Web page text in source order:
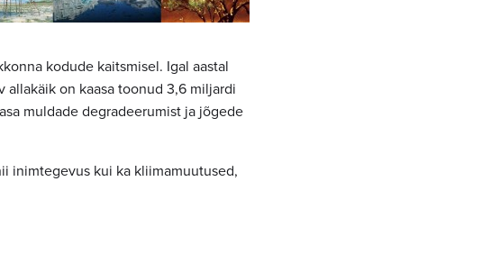
kodude kaitsmisel. Igal aastal
allakäik on kaasa toonud 3,6 miljardi
muldade degradeerumist ja jõgede
inimtegevus kui ka kliimamuutused,